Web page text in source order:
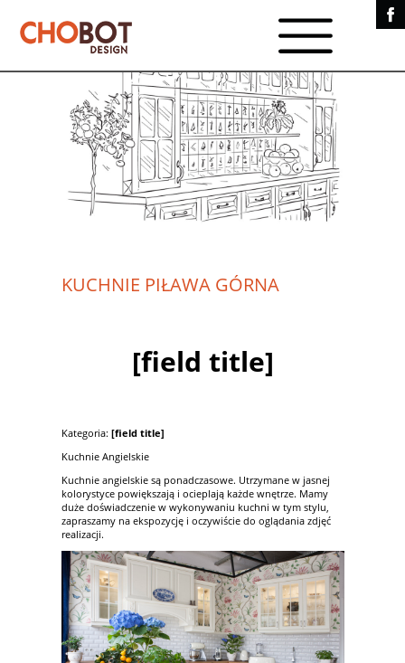
KUCHNIE PIŁAWA GÓRNA
[field title]
Kategoria: [field title]
Kuchnie Angielskie
Kuchnie angielskie są ponadczasowe. Utrzymane w jasnej
kolorystyce powiększają i ocieplają każde wnętrze. Mamy
duże doświadczenie w wykonywaniu kuchni w tym stylu,
zapraszamy na ekspozycję i oczywiście do oglądania zdjęć
realizacji.